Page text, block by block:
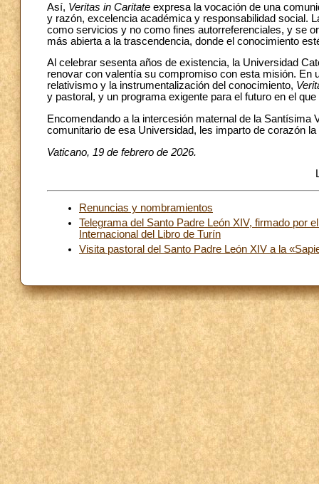
Así, Veritas in Caritate expresa la vocación de una
y razón, excelencia académica y responsabilidad social.
como servicios y no como fines autorreferenciales, y se
más abierta a la trascendencia, donde el conocimiento
Al celebrar sesenta años de existencia, la Universidad
renovar con valentía su compromiso con esta misión. En
relativismo y la instrumentalización del conocimiento,
y pastoral, y un programa exigente para el futuro en el
Encomendando a la intercesión maternal de la
comunitario de esa Universidad, les imparto de corazón
Vaticano, 19 de febrero de 2026.
Renuncias y nombramientos
Telegrama del Santo Padre León XIV, firmado por
Internacional del Libro de Turín
Visita pastoral del Santo Padre León XIV a la